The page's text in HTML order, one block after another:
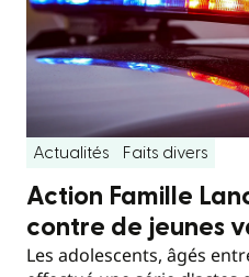
Actualités Faits divers
Action Famille
contre de jeunes
Les adolescents, âgés